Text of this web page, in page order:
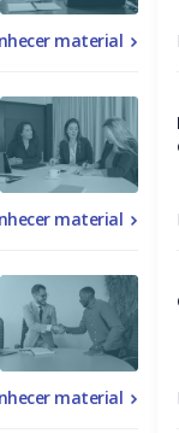
material
material
material